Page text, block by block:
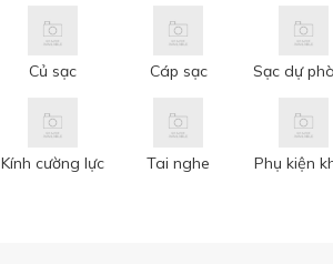
Củ sạc Cáp sạc Sạc dự
Kính cường lực Tai nghe Phụ kiện